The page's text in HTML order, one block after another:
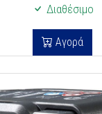
Διαθέσιμο
Αγορά